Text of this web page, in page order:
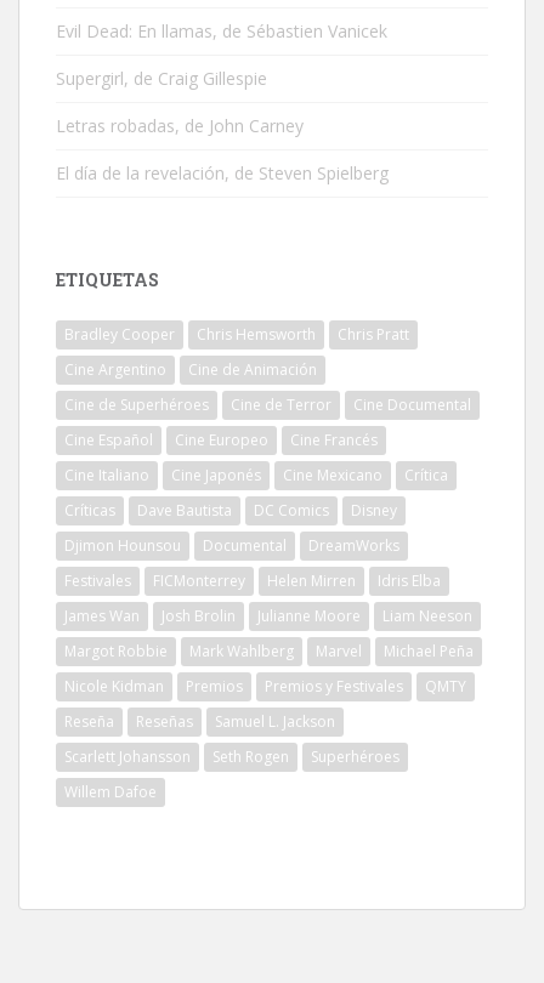
Evil Dead: En llamas, de Sébastien Vanicek
Supergirl, de Craig Gillespie
Letras robadas, de John Carney
El día de la revelación, de Steven Spielberg
ETIQUETAS
Bradley Cooper Chris Hemsworth
Chris Pratt
Cine Argentino
Cine de Animación
Cine de Superhéroes
Cine de Terror
Cine Documental
Cine Español
Cine Europeo
Cine Francés
Cine Italiano
Cine Japonés Cine Mexicano
Crítica
Críticas
Dave Bautista DC Comics
Disney
Djimon Hounsou
Documental
DreamWorks
Festivales
FICMonterrey Helen Mirren
Idris Elba
James Wan
Josh Brolin Julianne Moore
Liam Neeson
Margot Robbie
Mark Wahlberg Marvel
Michael Peña
Nicole Kidman
Premios Premios y Festivales
QMTY
Reseña
Reseñas
Samuel L. Jackson
Scarlett Johansson
Seth Rogen
Superhéroes
Willem Dafoe